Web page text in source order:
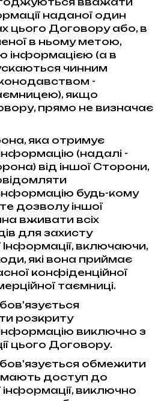
наданої один
цього Договору або, в
в ньому метою,
інформацією (а в
чинним
-
якщо
прямо не визначає
яка отримує
(надалі -
від іншої Сторони,
будь-кому
дозволу іншої
вживати всіх
для захисту
Інформації, включаючи,
які вона приймає
конфіденційної
таємниці.
розкриту
виключно з
цього Договору.
обмежити
мають доступ до
інформації, виключно